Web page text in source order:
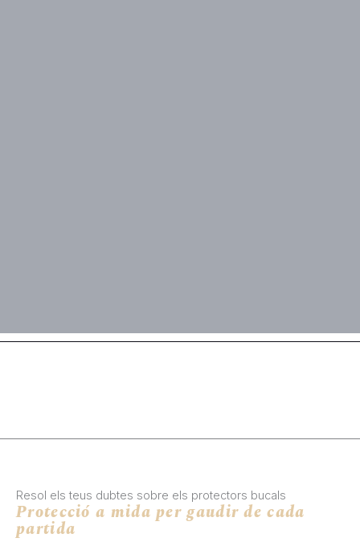
Resol els teus dubtes sobre els protectors bucals
Protecció a mida per gaudir de cada
partida